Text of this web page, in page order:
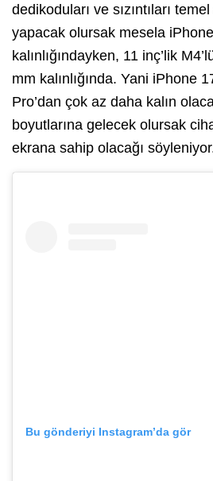
dedikoduları ve sızıntıları
yapacak olursak mesela
kalınlığındayken, 11 inç’lik
mm kalınlığında. Yani iPhone
Pro’dan çok az daha kalın
boyutlarına gelecek olursak
ekrana sahip olacağı
Bu gönderiyi Instagram’da gör